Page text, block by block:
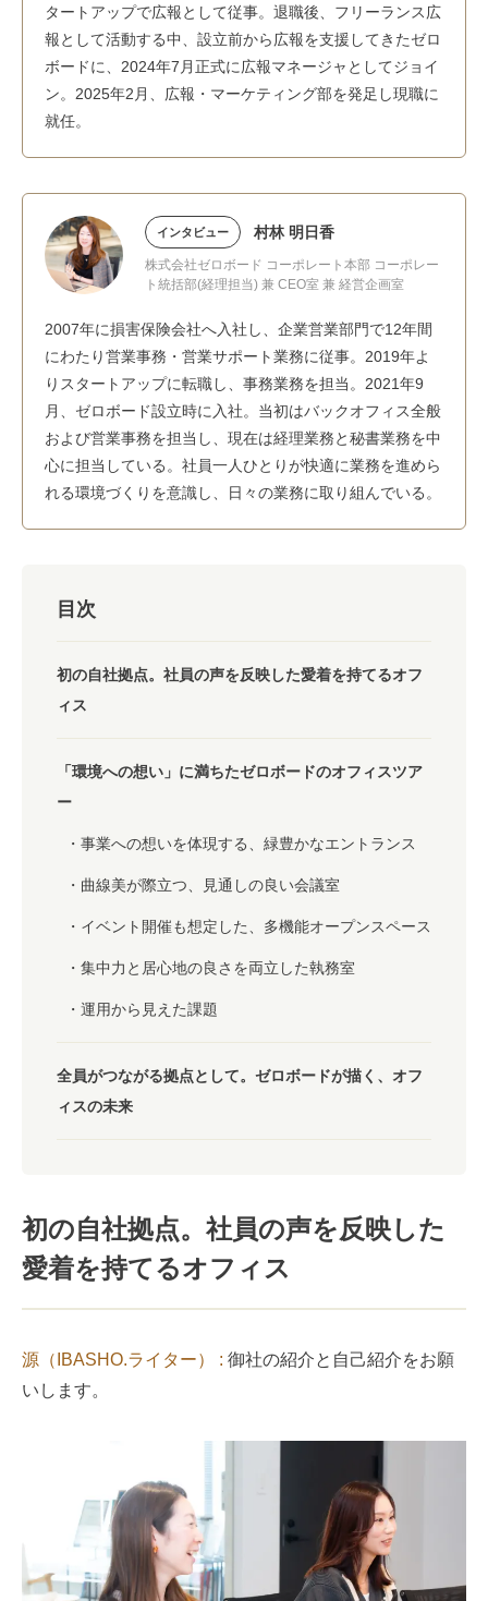
タートアップで広報として従事。退職後、フリーランス広
報として活動する中、設立前から広報を支援してきたゼロ
ボードに、2024年7月正式に広報マネージャとしてジョイ
ン。2025年2月、広報・マーケティング部を発足し現職に
就任。
インタビュー 村林 明日香
株式会社ゼロボード コーポレート本部 コーポレー
ト統括部(経理担当) 兼 CEO室 兼 経営企画室
2007年に損害保険会社へ入社し、企業営業部門で12年間
にわたり営業事務・営業サポート業務に従事。2019年よ
りスタートアップに転職し、事務業務を担当。2021年9
月、ゼロボード設立時に入社。当初はバックオフィス全般
および営業事務を担当し、現在は経理業務と秘書業務を中
心に担当している。社員一人ひとりが快適に業務を進めら
れる環境づくりを意識し、日々の業務に取り組んでいる。
目次
初の自社拠点。社員の声を反映した愛着を持てるオフ
ィス
「環境への想い」に満ちたゼロボードのオフィスツア
ー
事業への想いを体現する、緑豊かなエントランス
曲線美が際立つ、見通しの良い会議室
イベント開催も想定した、多機能オープンスペース
集中力と居心地の良さを両立した執務室
運用から見えた課題
全員がつながる拠点として。ゼロボードが描く、オフ
ィスの未来
初の自社拠点。社員の声を反映した
愛着を持てるオフィス
源（IBASHO.ライター） : 御社の紹介と自己紹介をお願
いします。